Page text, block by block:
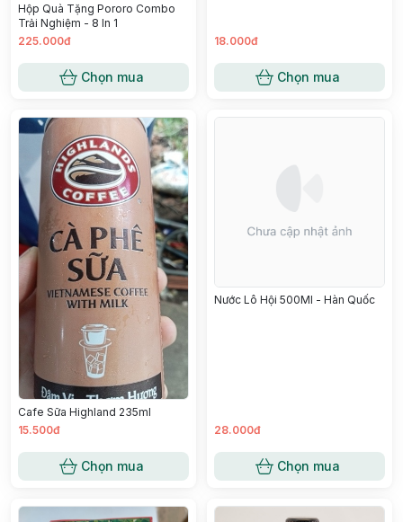
Hộp Quà Tặng Pororo Combo
Trải Nghiệm - 8 In 1
225.000đ
Chọn mua
18.000đ
Chọn mua
Cafe Sữa Highland 235ml
15.500đ
Chọn mua
Nước Lô Hội 500Ml - Hàn Quốc
28.000đ
Chọn mua